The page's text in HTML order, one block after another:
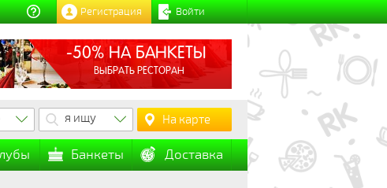
Войти
Регистрация
-50% НА БАНКЕТЫ
ВЫБРАТЬ РЕСТОРАН
я ищу На карте
Банкеты Доставка